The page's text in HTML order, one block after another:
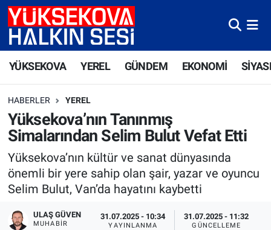
YÜKSEKOVA YEREL GÜNDEM EKONOMİ
HABERLER YEREL
Yüksekova’nın Tanınmış
Simalarından Selim Bulut Vefat Etti
Yüksekova’nın kültür ve sanat dünyasında
önemli bir yere sahip olan şair, yazar ve oyuncu
Selim Bulut, Van’da hayatını kaybetti
ULAŞ GÜVEN
MUHABIR
31.07.2025 - 10:34
YAYINLANMA
31.07.2025 - 11:32
GÜNCELLEME
Yüksekova Nöbetçi Eczaneler
Süper Lig Puan Durumu ve Fikstür
Tüm Manşetler
Son Dakika Haberleri